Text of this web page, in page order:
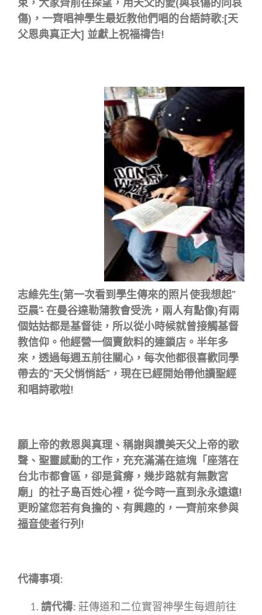
束，大家齊前往探望，用天父的愛(與哀傷的同哀
傷)，一齊唱神學生最近教他們唱的台語詩歌:[天
父恩典真正大] 並獻上祝福禱告!
志維先生(第一次看到學生傳來的照片使我想起”
亞晨”- 在曼谷達勒蒲教會受洗，兩人有點像)有兩
個姑姑都是基督徒，所以從小時候就曾接觸基督
教信仰。他經營一個賣飲料的連鎖店。 半年多
來，透過每週五前往關心，每次他都很喜歡同學
帶去的”天父悄悄話”，現在已經開始帶他讀聖經
和唱詩歌啦!
願上帝的救恩與真理、稱謝與讚美天父上帝的歌
聲、聖靈感動的工作，充充滿滿在這塊「座落在
台北市都會區，卻是貧瘠，幾步路就有無數宮
廟」的社子島百姓心裡，從今時一直到永永遠遠!
更盼望您若有負擔的、有興趣的，一齊前來參與
福音使者行列!
代禱事項:
請代禱: 莊傳道和二位實習神學生每週前往